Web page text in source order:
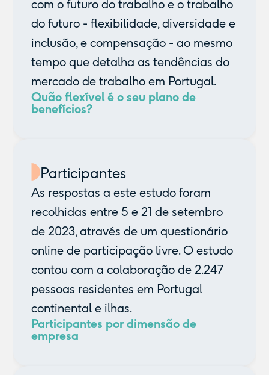
com o futuro do trabalho e o trabalho
do futuro - flexibilidade, diversidade e
inclusão, e compensação - ao mesmo
tempo que detalha as tendências do
mercado de trabalho em Portugal.
Quão flexível é o seu plano de
benefícios?
Participantes
As respostas a este estudo foram
recolhidas entre 5 e 21 de setembro
de 2023, através de um questionário
online de participação livre. O estudo
contou com a colaboração de 2.247
pessoas residentes em Portugal
continental e ilhas.
Participantes por dimensão de
empresa